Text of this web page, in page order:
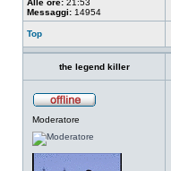
Alle ore: 21:53
Messaggi: 14954
Top
the legend killer
Moderatore